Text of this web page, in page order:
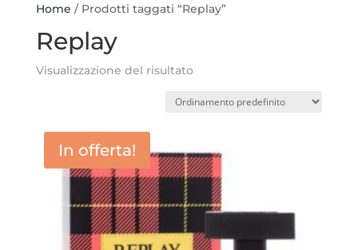
Home / Prodotti taggati “Replay”
Replay
Visualizzazione del risultato
In offerta!